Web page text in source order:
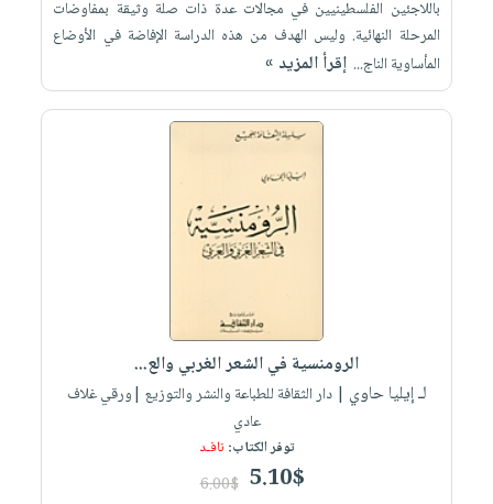
باللاجئين الفلسطينيين في مجالات عدة ذات صلة وثيقة بمفاوضات
المرحلة النهائية. وليس الهدف من هذه الدراسة الإفاضة في الأوضاع
المأساوية الناج... إقرأ المزيد »
الرومنسية في الشعر الغربي والع...
لـ إيليا حاوي | دار الثقافة للطباعة والنشر والتوزيع |ورقي غلاف
عادي
توفر الكتاب: نافـد
5.10$
6.00$